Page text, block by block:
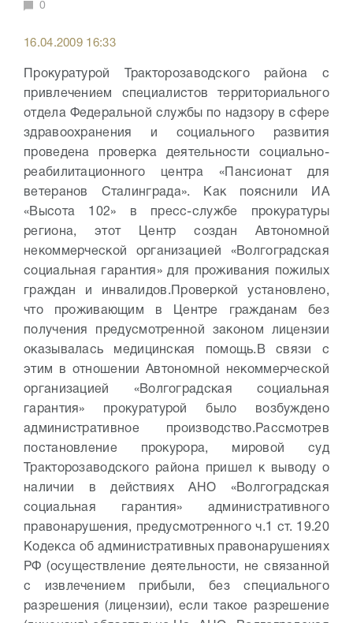
0
16.04.2009 16:33
Прокуратурой Тракторозаводского района с
привлечением специалистов территориального
отдела Федеральной службы по надзору в сфере
здравоохранения и социального развития
проведена проверка деятельности социально-
реабилитационного центра «Пансионат для
ветеранов Сталинграда».
Как пояснили ИА
«Высота 102» в пресс-службе прокуратуры
региона, этот Центр создан Автономной
некоммерческой организацией «Волгоградская
социальная гарантия» для проживания пожилых
граждан и инвалидов. Проверкой установлено,
что проживающим в Центре гражданам без
получения предусмотренной законом лицензии
оказывалась медицинская помощь. В связи с
этим в отношении Автономной некоммерческой
организацией «Волгоградская социальная
гарантия» прокуратурой было возбуждено
административное производство. Рассмотрев
постановление прокурора, мировой суд
Тракторозаводского района пришел к выводу о
наличии в действиях АНО «Волгоградская
социальная гарантия» административного
правонарушения, предусмотренного ч.1 ст. 19.20
Кодекса об административных правонарушениях
РФ (осуществление деятельности, не связанной
с извлечением прибыли, без специального
разрешения (лицензии), если такое разрешение